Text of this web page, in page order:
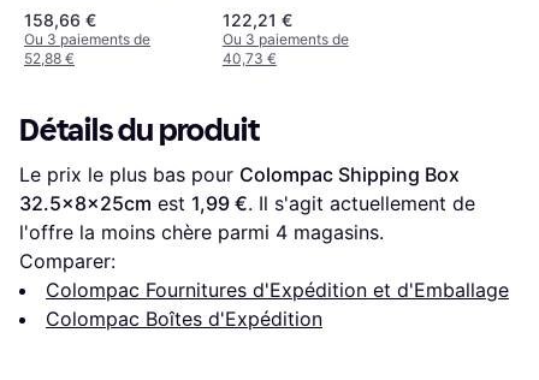
pack
158,66 €
Ou 3 paiements de
52,88 €
122,21 €
Ou 3 paiements de
40,73 €
Détails du produit
Le prix le plus bas pour Colompac Shipping Box
32.5x8x25cm est 1,99 €. Il s'agit actuellement de
l'offre la moins chère parmi 4 magasins.
Comparer:
Colompac Fournitures d'Expédition et d'Emballage
Colompac Boîtes d'Expédition